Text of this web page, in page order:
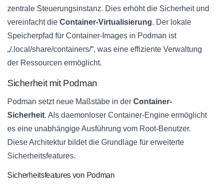
zentrale Steuerungsinstanz. Dies erhöht die Sicherheit und
vereinfacht die Container-Virtualisierung. Der lokale
Speicherpfad für Container-Images in Podman ist
„/.local/share/containers/“, was eine effiziente Verwaltung
der Ressourcen ermöglicht.
Sicherheit mit Podman
Podman setzt neue Maßstäbe in der Container-
Sicherheit. Als daemonloser Container-Engine ermöglicht
es eine unabhängige Ausführung vom Root-Benutzer.
Diese Architektur bildet die Grundlage für erweiterte
Sicherheitsfeatures.
Sicherheitsfeatures von Podman